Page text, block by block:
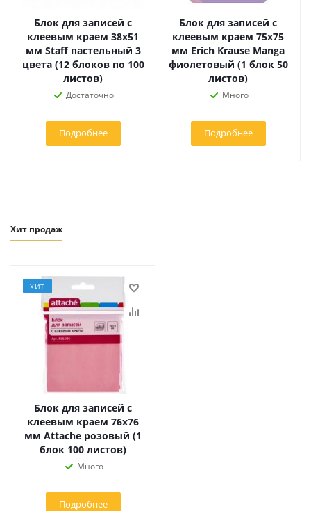
Блок для записей с
клеевым краем 38х51
мм Staff пастельный 3
цвета (12 блоков по 100
листов)
Достаточно
Подробнее
Блок для записей с
клеевым краем 75х75
мм Erich Krause Manga
фиолетовый (1 блок 50
листов)
Много
Подробнее
Хит продаж
ХИТ
Блок для записей с
клеевым краем 76х76
мм Attache розовый (1
блок 100 листов)
Много
Подробнее